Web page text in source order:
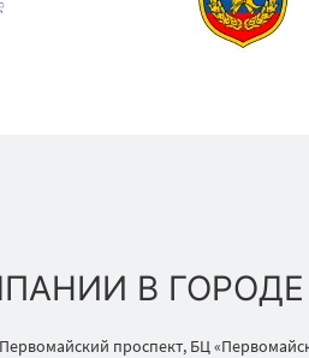
В ГОРОДЕ
Первомайский проспект, БЦ